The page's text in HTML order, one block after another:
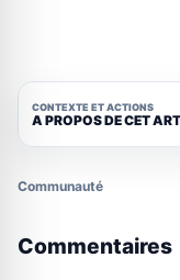
CONTEXTE ET ACTIONS
A PROPOS DE CET
Communauté
Commentaires